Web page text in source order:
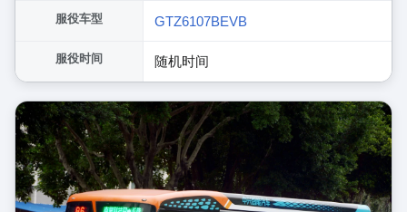
服役车型 GTZ6107BEVB
服役时间 随机时间